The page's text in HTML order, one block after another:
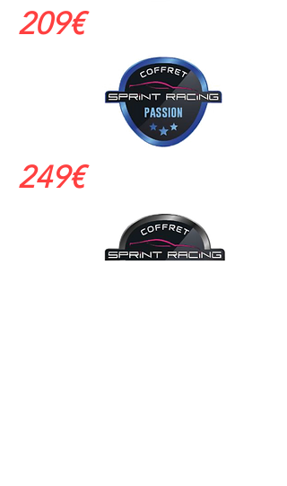
209€
249€